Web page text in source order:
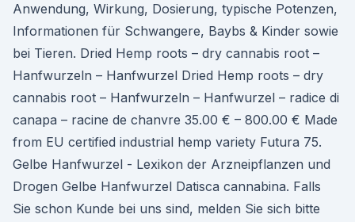
Anwendung, Wirkung, Dosierung, typische Potenzen,
Informationen für Schwangere, Baybs & Kinder sowie
bei Tieren. Dried Hemp roots – dry cannabis root –
Hanfwurzeln – Hanfwurzel Dried Hemp roots – dry
cannabis root – Hanfwurzeln – Hanfwurzel – radice di
canapa – racine de chanvre 35.00 € – 800.00 € Made
from EU certified industrial hemp variety Futura 75.
Gelbe Hanfwurzel - Lexikon der Arzneipflanzen und
Drogen Gelbe Hanfwurzel Datisca cannabina. Falls
Sie schon Kunde bei uns sind, melden Sie sich bitte